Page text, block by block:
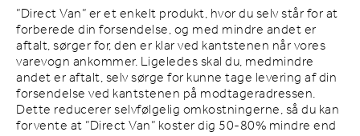
”Direct Van” er et enkelt produkt, hvor du selv står for at
forberede din forsendelse, og med mindre andet er
aftalt, sørger for, den er klar ved kantstenen når vores
varevogn ankommer. Ligeledes skal du, medmindre
andet er aftalt, selv sørge for kunne tage levering af din
forsendelse ved kantstenen på modtageradressen.
Dette reducerer selvfølgelig omkostningerne, så du kan
forvente at ”Direct Van” koster dig 50-80% mindre end